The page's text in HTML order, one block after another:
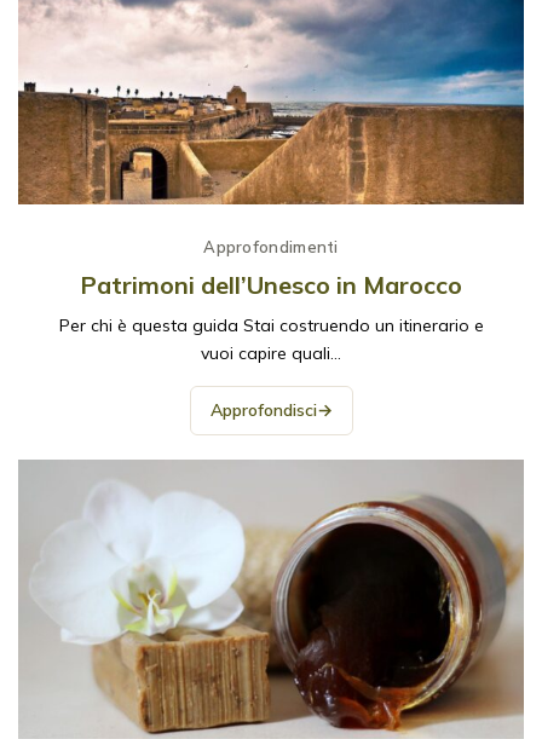
Approfondimenti
Patrimoni dell’Unesco in Marocco
Per chi è questa guida Stai costruendo un itinerario e
vuoi capire quali…
Approfondisci→